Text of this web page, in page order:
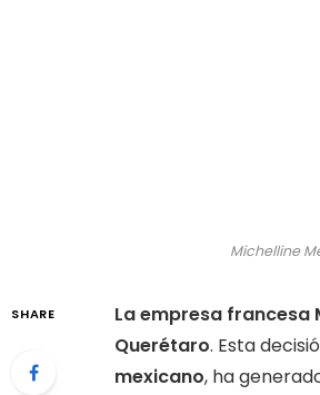
Michelline
SHARE La empresa francesa
Querétaro. Esta
mexicano, ha